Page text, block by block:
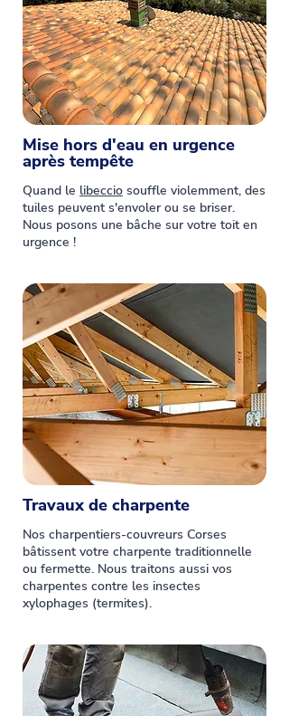
Mise hors d'eau en urgence
après tempête
Quand le libeccio souffle violemment, des
tuiles peuvent s'envoler ou se briser.
Nous posons une bâche sur votre toit en
urgence !
Travaux de charpente
Nos charpentiers-couvreurs Corses
bâtissent votre charpente traditionnelle
ou fermette. Nous traitons aussi vos
charpentes contre les insectes
xylophages (termites).